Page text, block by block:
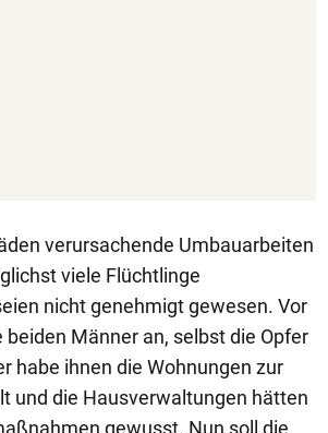
verursachende Umbauarbeiten
viele Flüchtlinge
nicht genehmigt gewesen. Vor
beiden Männer an, selbst die Opfer
habe ihnen die Wohnungen zur
und die Hausverwaltungen hätten
gewusst. Nun soll die